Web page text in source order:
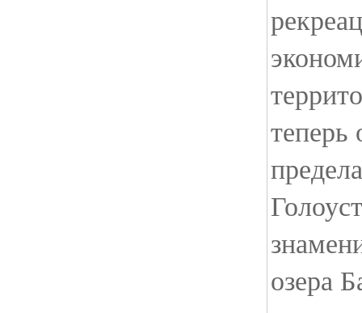
теперь
озера